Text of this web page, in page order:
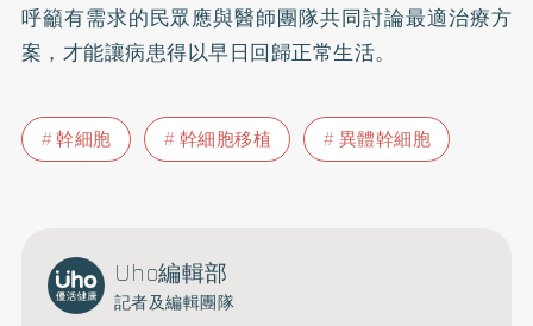
呼籲有需求的民眾應與醫師團隊共同討論最適治療方
案，才能讓病患得以早日回歸正常生活。
幹細胞 幹細胞移植 異體幹細胞
Uho編輯部
記者及編輯團隊